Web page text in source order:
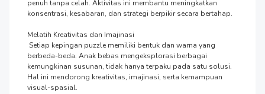
penuh tanpa celah. Aktivitas ini membantu meningkatkan
konsentrasi, kesabaran, dan strategi berpikir secara bertahap.
Melatih Kreativitas dan Imajinasi
berbeda-beda. Anak bebas mengeksplorasi berbagai
kemungkinan susunan, tidak hanya terpaku pada satu solusi.
Hal ini mendorong kreativitas, imajinasi, serta kemampuan
visual-spasial.